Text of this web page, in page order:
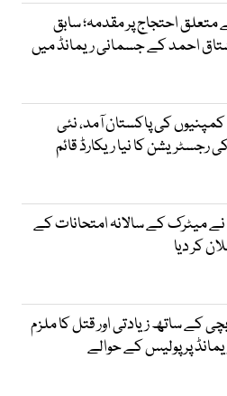
احتجاج پر مقدمہ؛ سابق
احمد کے جسمانی ریمانڈ میں
کی پاکستان آمد، نئی
رجسٹریشن کا نیا ریکارڈ قائم
نے میٹرک کے سالانہ امتحانات کے
کر دیا
کے ساتھ زیادتی اور قتل کا ملزم
پر پولیس کے حوالے